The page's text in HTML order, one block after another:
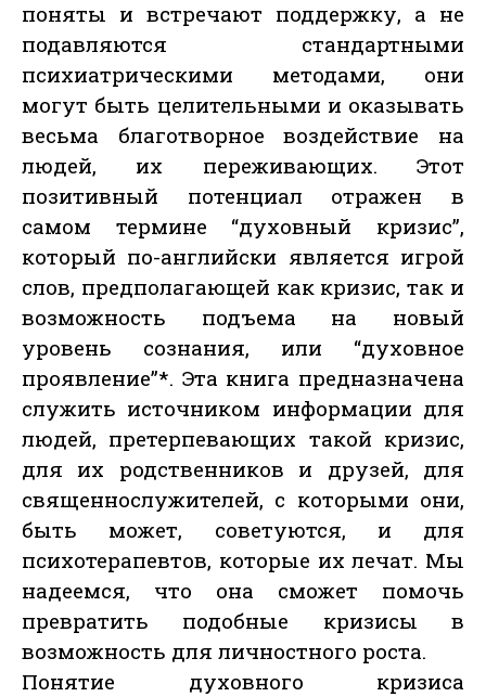
поняты и встречают поддержку, а не
подавляются стандартными
психиатрическими методами, они
могут быть целительными и оказывать
весьма благотворное воздействие на
людей, их переживающих. Этот
позитивный потенциал отражен в
самом термине “духовный кризис”,
который по-английски является игрой
слов, предполагающей как кризис, так и
возможность подъема на новый
уровень сознания, или “духовное
проявление”*. Эта книга предназначена
служить источником информации для
людей, претерпевающих такой кризис,
для их родственников и друзей, для
священнослужителей, с которыми они,
быть может, советуются, и для
психотерапевтов, которые их лечат. Мы
надеемся, что она сможет помочь
превратить подобные кризисы в
возможность для личностного роста.
Понятие духовного кризиса